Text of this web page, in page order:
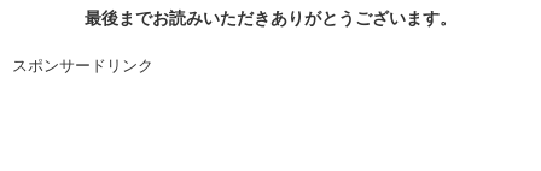
最後までお読みいただきありがとうございます。
スポンサードリンク